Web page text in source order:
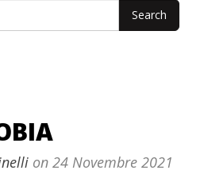
on 24 Novembre 2021